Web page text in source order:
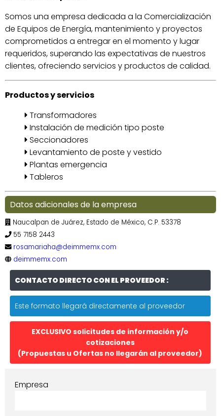
Somos una empresa dedicada a la Comercialización
de Equipos de Energía, mantenimiento y proyectos
comprometidos a entregar en el momento y lugar
requeridos, superando las expectativas de nuestros
clientes, ofreciendo servicios y productos de calidad.
Productos y servicios
Transformadores
Instalación de medición tipo poste
Seccionadores
Levantamiento de poste y vestido
Plantas emergencia
Tableros
Datos adicionales de la empresa
Naucalpan de Juárez, Estado de México, C.P. 53378
55 7158 2443
rosamariaha@deimmemx.com
deimmemx.com
CONTACTO DIRECTO CON EL PROVEEDOR :
Este formato llegará directamente al proveedor
EXCLUSIVO solicitudes de información y/o
cotizaciones
(Propuestas u Ofertas no llegarán al proveedor)
Empresa